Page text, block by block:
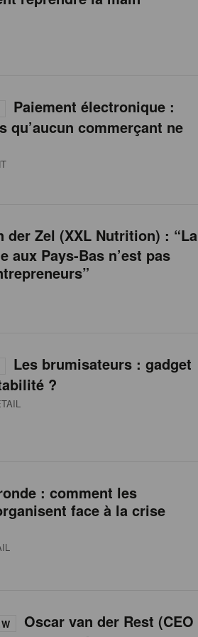
Paiement électronique :
qu’aucun commerçant ne
der Zel (XXL Nutrition) : “La
aux Pays-Bas n’est pas
Les brumisateurs : gadget
?
: comment les
face à la crise
Oscar van der Rest (CEO